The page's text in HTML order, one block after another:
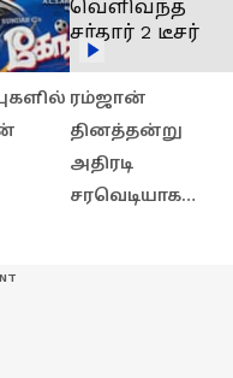
ரம்ஜான்
தினத்தன்று
அதிரடி
சரவெடியாக